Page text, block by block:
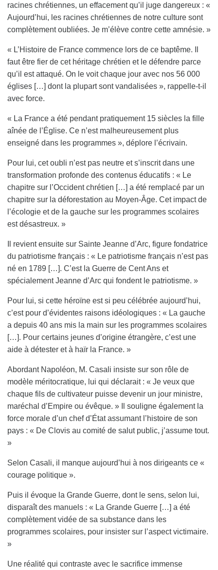
racines chrétiennes, un effacement qu’il juge dangereux : «
Aujourd’hui, les racines chrétiennes de notre culture sont
complètement oubliées. Je m’élève contre cette amnésie. »
« L’Histoire de France commence lors de ce baptême. Il
faut être fier de cet héritage chrétien et le défendre parce
qu’il est attaqué. On le voit chaque jour avec nos 56 000
églises […] dont la plupart sont vandalisées », rappelle-t-il
avec force.
« La France a été pendant pratiquement 15 siècles la fille
aînée de l’Église. Ce n’est malheureusement plus
enseigné dans les programmes », déplore l’écrivain.
Pour lui, cet oubli n’est pas neutre et s’inscrit dans une
transformation profonde des contenus éducatifs : « Le
chapitre sur l’Occident chrétien […] a été remplacé par un
chapitre sur la déforestation au Moyen-Âge. Cet impact de
l’écologie et de la gauche sur les programmes scolaires
est désastreux. »
Il revient ensuite sur Sainte Jeanne d’Arc, figure fondatrice
du patriotisme français : « Le patriotisme français n’est pas
né en 1789 […]. C’est la Guerre de Cent Ans et
spécialement Jeanne d’Arc qui fondent le patriotisme. »
Pour lui, si cette héroïne est si peu célébrée aujourd’hui,
c’est pour d’évidentes raisons idéologiques : « La gauche
a depuis 40 ans mis la main sur les programmes scolaires
[…]. Pour certains jeunes d’origine étrangère, c’est une
aide à détester et à haïr la France. »
Abordant Napoléon, M. Casali insiste sur son rôle de
modèle méritocratique, lui qui déclarait : « Je veux que
chaque fils de cultivateur puisse devenir un jour ministre,
maréchal d’Empire ou évêque. » Il souligne également la
force morale d’un chef d’État assumant l’histoire de son
pays : « De Clovis au comité de salut public, j’assume tout.
»
Selon Casali, il manque aujourd’hui à nos dirigeants ce «
courage politique ».
Puis il évoque la Grande Guerre, dont le sens, selon lui,
disparaît des manuels : « La Grande Guerre […] a été
complètement vidée de sa substance dans les
programmes scolaires, pour insister sur l’aspect victimaire.
»
Une réalité qui contraste avec le sacrifice immense